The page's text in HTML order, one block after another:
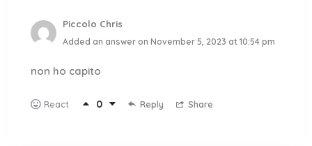
Piccolo Chris
Added an answer on November 5, 2023 at 10:54 pm
non ho capito
React 0 Reply Share